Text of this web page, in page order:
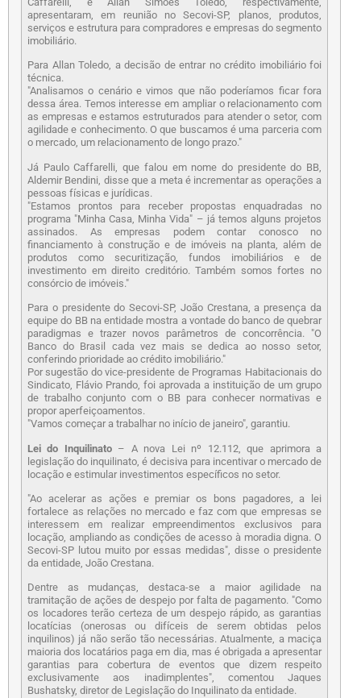
apresentaram, em reunião no Secovi-SP, planos, produtos,
serviços e estrutura para compradores e empresas do segmento
imobiliário.
Para Allan Toledo, a decisão de entrar no crédito imobiliário foi
técnica.
"Analisamos o cenário e vimos que não poderíamos ficar fora
dessa área. Temos interesse em ampliar o relacionamento com
as empresas e estamos estruturados para atender o setor, com
agilidade e conhecimento. O que buscamos é uma parceria com
o mercado, um relacionamento de longo prazo."
Já Paulo Caffarelli, que falou em nome do presidente do BB,
Aldemir Bendini, disse que a meta é incrementar as operações a
pessoas físicas e jurídicas.
"Estamos prontos para receber propostas enquadradas no
programa "Minha Casa, Minha Vida" – já temos alguns projetos
assinados. As empresas podem contar conosco no
financiamento à construção e de imóveis na planta, além de
produtos como securitização, fundos imobiliários e de
investimento em direito creditório. Também somos fortes no
consórcio de imóveis."
Para o presidente do Secovi-SP, João Crestana, a presença da
equipe do BB na entidade mostra a vontade do banco de quebrar
paradigmas e trazer novos parâmetros de concorrência. "O
Banco do Brasil cada vez mais se dedica ao nosso setor,
conferindo prioridade ao crédito imobiliário."
Por sugestão do vice-presidente de Programas Habitacionais do
Sindicato, Flávio Prando, foi aprovada a instituição de um grupo
de trabalho conjunto com o BB para conhecer normativas e
propor aperfeiçoamentos.
"Vamos começar a trabalhar no início de janeiro", garantiu.
Lei do Inquilinato– A nova Lei nº 12.112, que aprimora a
legislação do inquilinato, é decisiva para incentivar o mercado de
locação e estimular investimentos específicos no setor.
"Ao acelerar as ações e premiar os bons pagadores, a lei
fortalece as relações no mercado e faz com que empresas se
interessem em realizar empreendimentos exclusivos para
locação, ampliando as condições de acesso à moradia digna. O
Secovi-SP lutou muito por essas medidas", disse o presidente
da entidade, João Crestana.
Dentre as mudanças, destaca-se a maior agilidade na
tramitação de ações de despejo por falta de pagamento. "Como
os locadores terão certeza de um despejo rápido, as garantias
locatícias (onerosas ou difíceis de serem obtidas pelos
inquilinos) já não serão tão necessárias. Atualmente, a maciça
maioria dos locatários paga em dia, mas é obrigada a apresentar
garantias para cobertura de eventos que dizem respeito
exclusivamente aos inadimplentes", comentou Jaques
Bushatsky, diretor de Legislação do Inquilinato da entidade.